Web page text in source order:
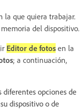
la que quiera trabajar.
del dispositivo.
Editor de fotos en la
; a continuación,
diferentes opciones de
dispositivo o de